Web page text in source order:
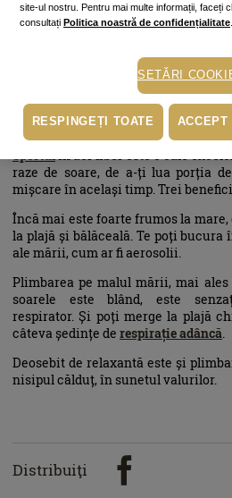
Nu doar starea emoțională are de
soare, ci și sănătatea! Corpul
precis, zece minute de expunere
În schimb, dacă mergi la munte,
ore, sau stai mai mult timp la
încă îți poate arde pielea, chiar
raze de soare, de a-ți lua porția
mișcare în același timp. Trei
Încă mai este foarte frumos la
la plajă și bălăceală. Te poți
ale mării, cum ar fi aerosolii.
Plimbarea pe malul mării, mai
soarele este blând, este
respirator. Și poți merge la plajă
câteva ședințe de respirație adâncă
Deosebit de relaxantă este și
nisipul călduț, în sunetul valurilor.
Distribuiţi
site-ul nostru. Pentru mai multe informații, faceți
consultați Politica noastră de confidențialitate
SETĂRI
RESPINGEȚI TOATE ACCEPT